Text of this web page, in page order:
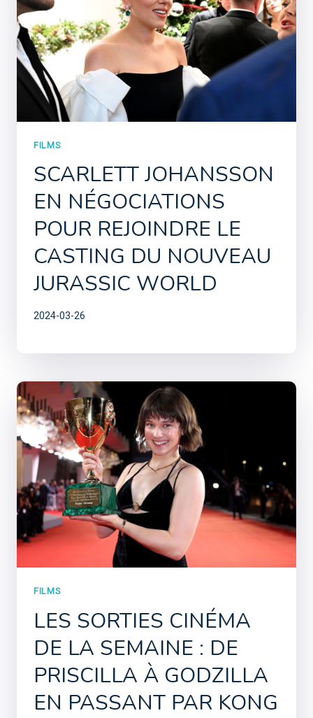
FILMS
SCARLETT JOHANSSON
EN NÉGOCIATIONS
POUR REJOINDRE LE
CASTING DU NOUVEAU
JURASSIC WORLD
2024-03-26
FILMS
LES SORTIES CINÉMA
DE LA SEMAINE : DE
PRISCILLA À GODZILLA
EN PASSANT PAR KONG